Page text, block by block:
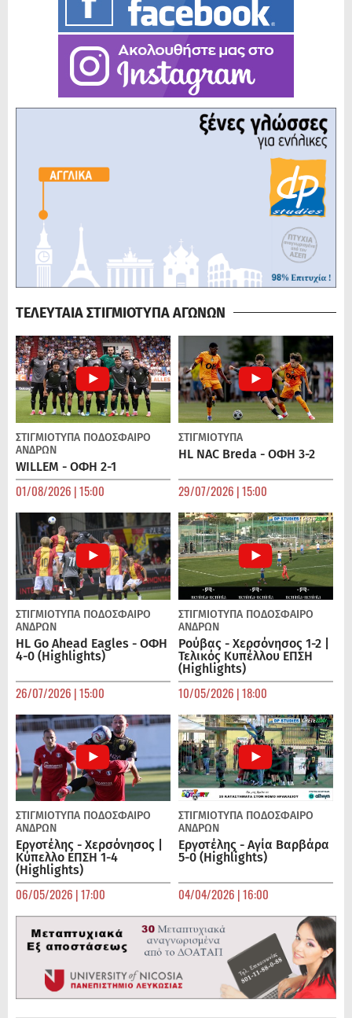
ΤΕΛΕΥΤΑΙΑ ΣΤΙΓΜΙΟΤΥΠΑ ΑΓΩΝΩΝ
ΣΤΙΓΜΙΟΤΥΠΑ ΠΟΔΌΣΦΑΙΡΟ
ΑΝΔΡΏΝ
WILLEM - ΟΦΗ 2-1
01/08/2026 | 15:00
ΣΤΙΓΜΙΟΤΥΠΑ
HL NAC Breda - ΟΦΗ 3-2
29/07/2026 | 15:00
ΣΤΙΓΜΙΟΤΥΠΑ ΠΟΔΌΣΦΑΙΡΟ
ΑΝΔΡΏΝ
HL Go Ahead Eagles - ΟΦΗ
4-0 (Highlights)
26/07/2026 | 15:00
ΣΤΙΓΜΙΟΤΥΠΑ ΠΟΔΌΣΦΑΙΡΟ
ΑΝΔΡΏΝ
Ρούβας - Χερσόνησος 1-2 |
Τελικός Κυπέλλου ΕΠΣΗ
(Highlights)
10/05/2026 | 18:00
ΣΤΙΓΜΙΟΤΥΠΑ ΠΟΔΌΣΦΑΙΡΟ
ΑΝΔΡΏΝ
Εργοτέλης - Χερσόνησος |
Κύπελλο ΕΠΣΗ 1-4
(Highlights)
06/05/2026 | 17:00
ΣΤΙΓΜΙΟΤΥΠΑ ΠΟΔΌΣΦΑΙΡΟ
ΑΝΔΡΏΝ
Εργοτέλης - Αγία Βαρβάρα
5-0 (Highlights)
04/04/2026 | 16:00